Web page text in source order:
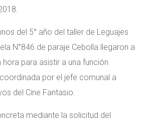
del 5° año del taller de Leguajes
N°846 de paraje Cebolla llegaron a
hora para asistir a una función
por el jefe comunal a
del Cine Fantasio.
mediante la solicitud del